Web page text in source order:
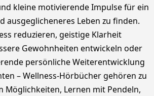
kleine motivierende Impulse für ein
ausgeglicheneres Leben zu finden.
reduzieren, geistige Klarheit
Gewohnheiten entwickeln oder
persönliche Weiterentwicklung
– Wellness-Hörbücher gehören zu
Möglichkeiten, Lernen mit Pendeln,